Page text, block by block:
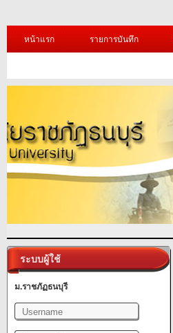
หน้าแรก รายการบันทึก
ระบบผู้ใช้
ม.ราชภัฏธนบุรี